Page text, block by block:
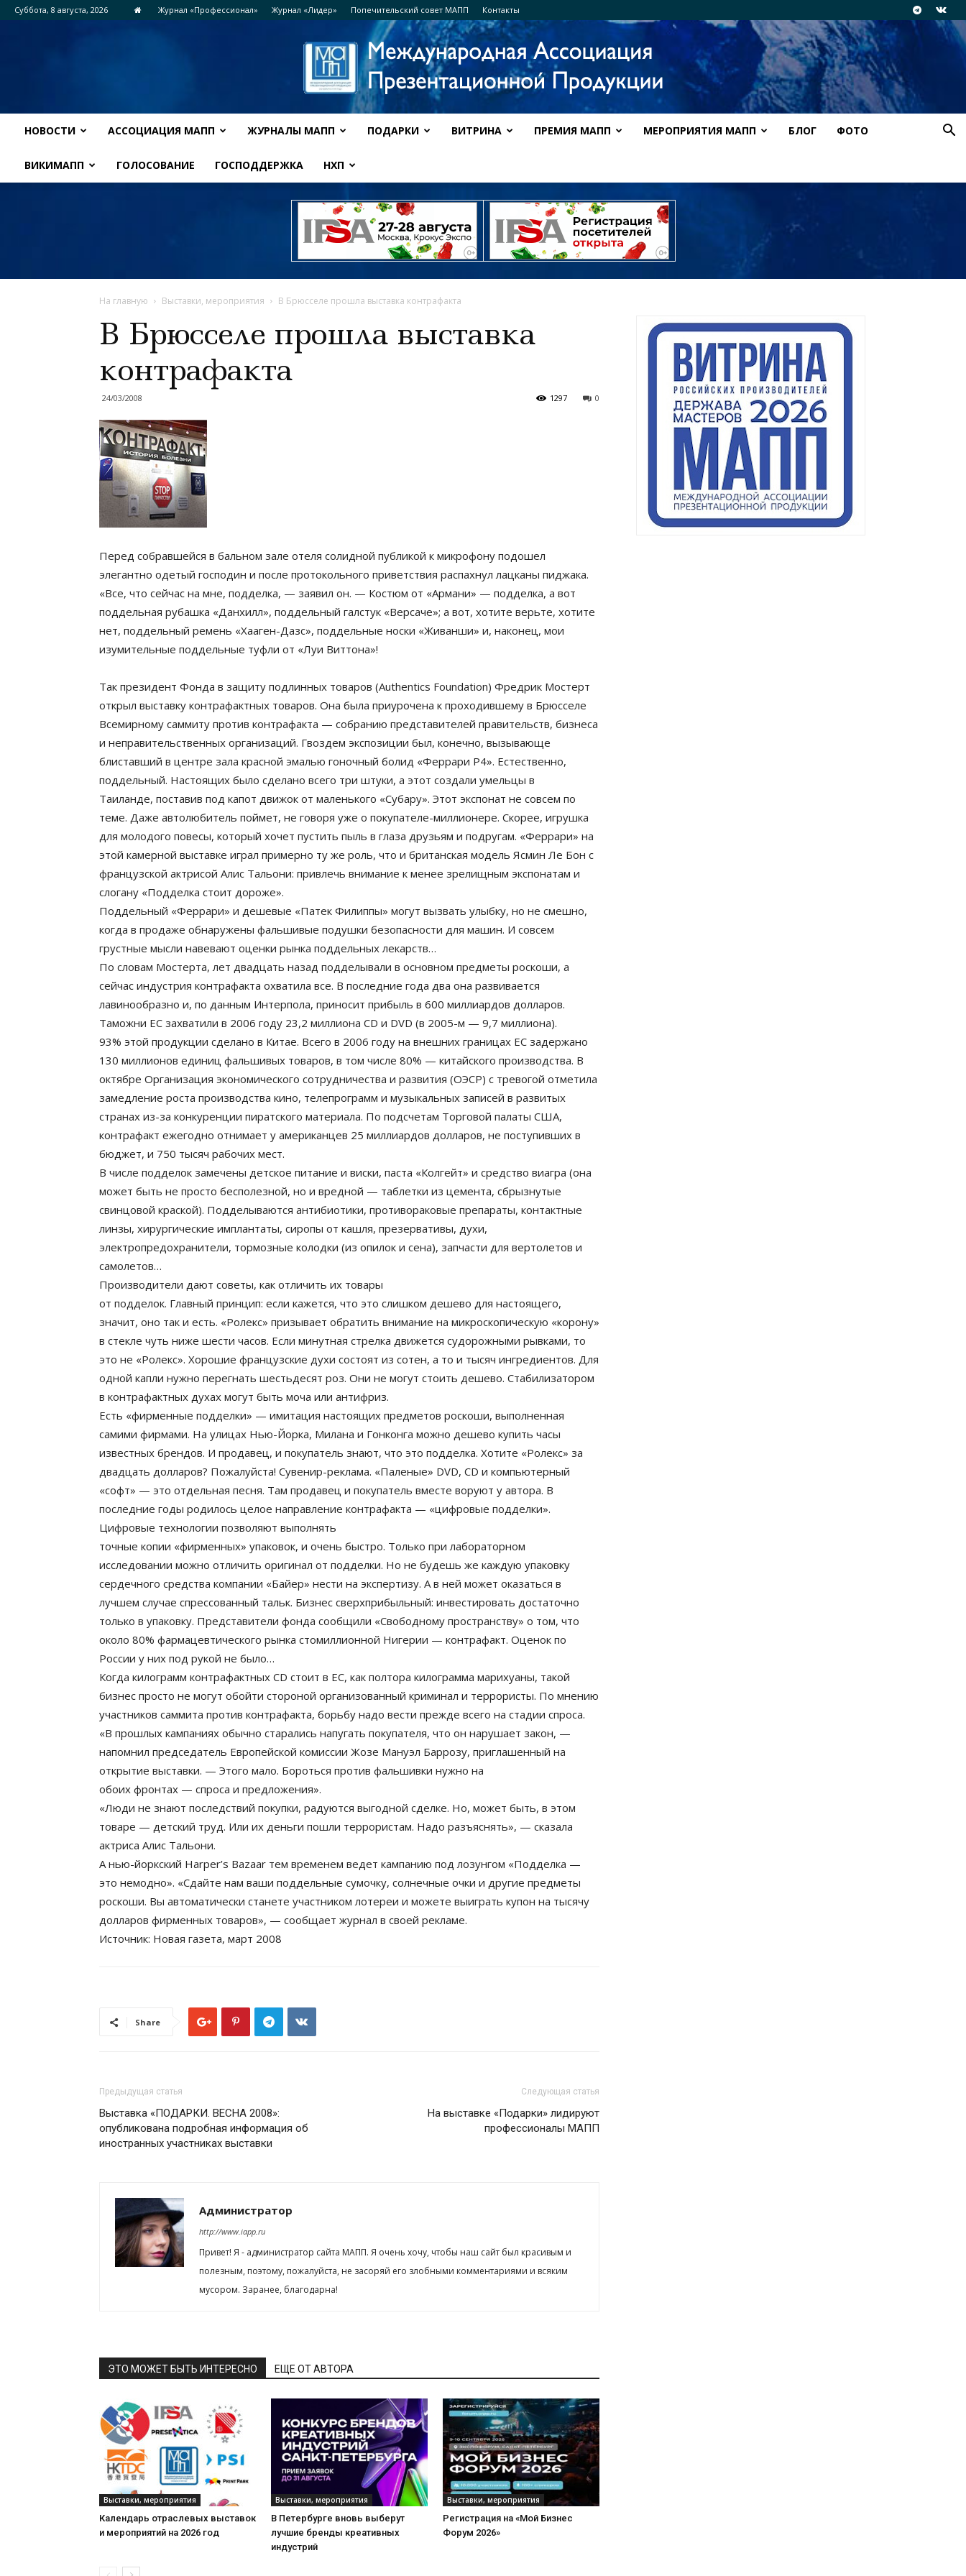
Суббота, 8 августа, 2026 Журнал «Профессионал» Журнал «Лидер» Попечительский совет МАПП Контакты
НОВОСТИ АССОЦИАЦИЯ МАПП ЖУРНАЛЫ МАПП ПОДАРКИ ВИТРИНА ПРЕМИЯ МАПП МЕРОПРИЯТИЯ МАПП БЛОГ ФОТО
ВИКИМАПП ГОЛОСОВАНИЕ ГОСПОДДЕРЖКА НХП
На главную Выставки, мероприятия В Брюсселе прошла выставка контрафакта
В Брюсселе прошла выставка
контрафакта
24/03/2008 0
1297
Перед собравшейся в бальном зале отеля солидной публикой к микрофону подошел
элегантно одетый господин и после протокольного приветствия распахнул лацканы пиджака.
«Все, что сейчас на мне, подделка, — заявил он. — Костюм от «Армани» — подделка, а вот
поддельная рубашка «Данхилл», поддельный галстук «Версаче»; а вот, хотите верьте, хотите
нет, поддельный ремень «Хааген-Дазс», поддельные носки «Живанши» и, наконец, мои
изумительные поддельные туфли от «Луи Виттона»!
Так президент Фонда в защиту подлинных товаров (Authentics Foundation) Фредрик Мостерт
открыл выставку контрафактных товаров. Она была приурочена к проходившему в Брюсселе
Всемирному саммиту против контрафакта — собранию представителей правительств, бизнеса
и неправительственных организаций. Гвоздем экспозиции был, конечно, вызывающе
блиставший в центре зала красной эмалью гоночный болид «Феррари Р4». Естественно,
поддельный. Настоящих было сделано всего три штуки, а этот создали умельцы в
Таиланде, поставив под капот движок от маленького «Субару». Этот экспонат не совсем по
теме. Даже автолюбитель поймет, не говоря уже о покупателе-миллионере. Скорее, игрушка
для молодого повесы, который хочет пустить пыль в глаза друзьям и подругам. «Феррари» на
этой камерной выставке играл примерно ту же роль, что и британская модель Ясмин Ле Бон с
французской актрисой Алис Тальони: привлечь внимание к менее зрелищным экспонатам и
слогану «Подделка стоит дороже».
Поддельный «Феррари» и дешевые «Патек Филиппы» могут вызвать улыбку, но не смешно,
когда в продаже обнаружены фальшивые подушки безопасности для машин. И совсем
грустные мысли навевают оценки рынка поддельных лекарств…
По словам Мостерта, лет двадцать назад подделывали в основном предметы роскоши, а
сейчас индустрия контрафакта охватила все. В последние года два она развивается
лавинообразно и, по данным Интерпола, приносит прибыль в 600 миллиардов долларов.
Таможни ЕС захватили в 2006 году 23,2 миллиона CD и DVD (в 2005-м — 9,7 миллиона).
93% этой продукции сделано в Китае. Всего в 2006 году на внешних границах ЕС задержано
130 миллионов единиц фальшивых товаров, в том числе 80% — китайского производства. В
октябре Организация экономического сотрудничества и развития (ОЭСР) с тревогой отметила
замедление роста производства кино, телепрограмм и музыкальных записей в развитых
странах из-за конкуренции пиратского материала. По подсчетам Торговой палаты США,
контрафакт ежегодно отнимает у американцев 25 миллиардов долларов, не поступивших в
бюджет, и 750 тысяч рабочих мест.
В числе подделок замечены детское питание и виски, паста «Колгейт» и средство виагра (она
может быть не просто бесполезной, но и вредной — таблетки из цемента, сбрызнутые
свинцовой краской). Подделываются антибиотики, противораковые препараты, контактные
линзы, хирургические имплантаты, сиропы от кашля, презервативы, духи,
электропредохранители, тормозные колодки (из опилок и сена), запчасти для вертолетов и
самолетов…
Производители дают советы, как отличить их товары
от подделок. Главный принцип: если кажется, что это слишком дешево для настоящего,
значит, оно так и есть. «Ролекс» призывает обратить внимание на микроскопическую «корону»
в стекле чуть ниже шести часов. Если минутная стрелка движется судорожными рывками, то
это не «Ролекс». Хорошие французские духи состоят из сотен, а то и тысяч ингредиентов. Для
одной капли нужно перегнать шестьдесят роз. Они не могут стоить дешево. Стабилизатором
в контрафактных духах могут быть моча или антифриз.
Есть «фирменные подделки» — имитация настоящих предметов роскоши, выполненная
самими фирмами. На улицах Нью-Йорка, Милана и Гонконга можно дешево купить часы
известных брендов. И продавец, и покупатель знают, что это подделка. Хотите «Ролекс» за
двадцать долларов? Пожалуйста! Сувенир-реклама. «Паленые» DVD, CD и компьютерный
«софт» — это отдельная песня. Там продавец и покупатель вместе воруют у автора. В
последние годы родилось целое направление контрафакта — «цифровые подделки».
Цифровые технологии позволяют выполнять
точные копии «фирменных» упаковок, и очень быстро. Только при лабораторном
исследовании можно отличить оригинал от подделки. Но не будешь же каждую упаковку
сердечного средства компании «Байер» нести на экспертизу. А в ней может оказаться в
лучшем случае спрессованный тальк. Бизнес сверхприбыльный: инвестировать достаточно
только в упаковку. Представители фонда сообщили «Свободному пространству» о том, что
около 80% фармацевтического рынка стомиллионной Нигерии — контрафакт. Оценок по
России у них под рукой не было…
Когда килограмм контрафактных CD стоит в ЕС, как полтора килограмма марихуаны, такой
бизнес просто не могут обойти стороной организованный криминал и террористы. По мнению
участников саммита против контрафакта, борьбу надо вести прежде всего на стадии спроса.
«В прошлых кампаниях обычно старались напугать покупателя, что он нарушает закон, —
напомнил председатель Европейской комиссии Жозе Мануэл Баррозу, приглашенный на
открытие выставки. — Этого мало. Бороться против фальшивки нужно на
обоих фронтах — спроса и предложения».
«Люди не знают последствий покупки, радуются выгодной сделке. Но, может быть, в этом
товаре — детский труд. Или их деньги пошли террористам. Надо разъяснять», — сказала
актриса Алис Тальони.
А нью-йоркский Harper’s Bazaar тем временем ведет кампанию под лозунгом «Подделка —
это немодно». «Сдайте нам ваши поддельные сумочку, солнечные очки и другие предметы
роскоши. Вы автоматически станете участником лотереи и можете выиграть купон на тысячу
долларов фирменных товаров», — сообщает журнал в своей рекламе.
Источник: Новая газета, март 2008
Share
Предыдущая статья
Выставка «ПОДАРКИ. ВЕСНА 2008»:
опубликована подробная информация об
иностранных участниках выставки
Следующая статья
На выставке «Подарки» лидируют
профессионалы МАПП
Администратор
http://www.iapp.ru
Привет! Я - администратор сайта МАПП. Я очень хочу, чтобы наш сайт был красивым и
полезным, поэтому, пожалуйста, не засоряй его злобными комментариями и всяким
мусором. Заранее, благодарна!
ЭТО МОЖЕТ БЫТЬ ИНТЕРЕСНО ЕЩЕ ОТ АВТОРА
Выставки, мероприятия
Календарь отраслевых выставок
и мероприятий на 2026 год
Выставки, мероприятия
В Петербурге вновь выберут
лучшие бренды креативных
индустрий
Выставки, мероприятия
Регистрация на «Мой Бизнес
Форум 2026»